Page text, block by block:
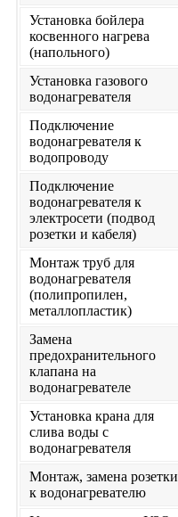
Установка бойлера
косвенного нагрева
(напольного)
Установка газового
водонагревателя
Подключение
водонагревателя к
водопроводу
Подключение
водонагревателя к
электросети (подвод
розетки и кабеля)
Монтаж труб для
водонагревателя
(полипропилен,
металлопластик)
Замена
предохранительного
клапана на
водонагревателе
Установка крана для
слива воды с
водонагревателя
Монтаж, замена розетки
к водонагревателю